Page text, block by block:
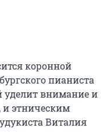
коронной
пианиста
внимание и
и этническим
Виталия